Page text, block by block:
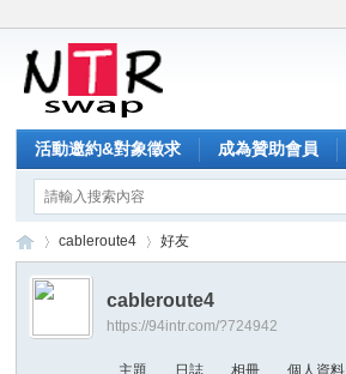
活動邀約&對象徵求 成為贊助會員
NT›
cableroute4 好友
cableroute4
https://94intr.com/?724942
主題 日誌 相冊 個人資料